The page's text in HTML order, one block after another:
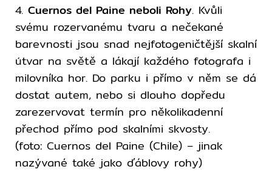
4. Cuernos del Paine neboli Rohy. Kvůli
svému rozervanému tvaru a nečekané
barevnosti jsou snad nejfotogeničtější skalní
útvar na světě a lákají každého fotografa i
milovníka hor. Do parku i přímo v něm se dá
dostat autem, nebo si dlouho dopředu
zarezervovat termín pro několikadenní
přechod přímo pod skalními skvosty.
(foto: Cuernos del Paine (Chile) – jinak
nazývané také jako ďáblovy rohy)